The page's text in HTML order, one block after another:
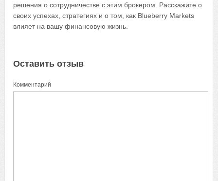
решения о сотрудничестве с этим брокером. Расскажите о
своих успехах, стратегиях и о том, как Blueberry Markets
влияет на вашу финансовую жизнь.
Оставить отзыв
Комментарий